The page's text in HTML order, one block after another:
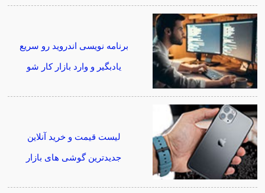
برنامه نویسی اندروید رو سریع
یادبگیر و وارد بازار کار شو
لیست قیمت و خرید آنلاین
جدیدترین گوشی های بازار